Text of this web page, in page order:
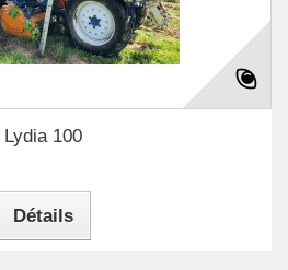
Lydia 100
Détails